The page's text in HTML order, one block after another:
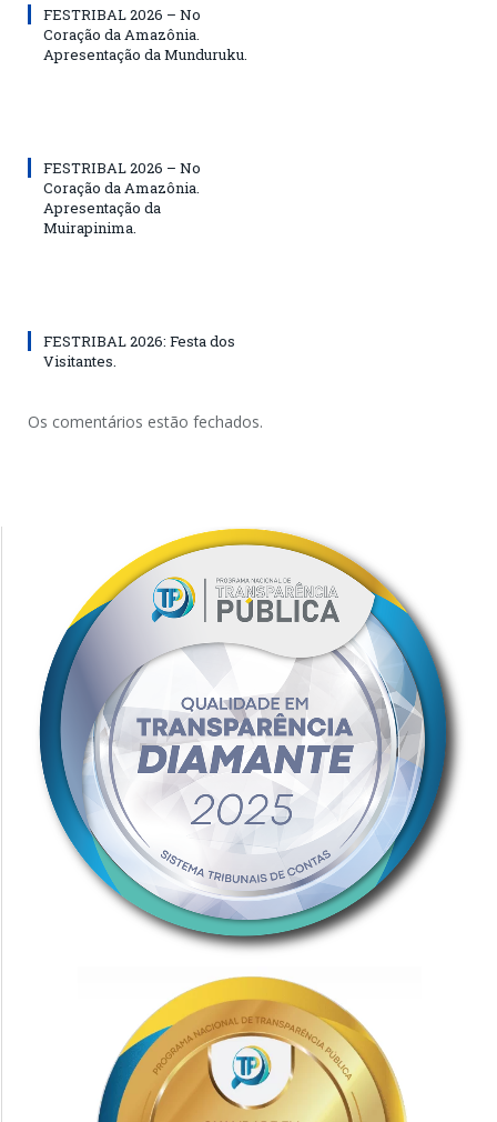
FESTRIBAL 2026 – No
Coração da Amazônia.
Apresentação da Munduruku.
FESTRIBAL 2026 – No
Coração da Amazônia.
Apresentação da
Muirapinima.
FESTRIBAL 2026: Festa dos
Visitantes.
Os comentários estão fechados.